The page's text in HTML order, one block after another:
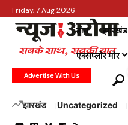
Friday, 7 Aug 2026
होम झारखंड
एक्सप्लोर मोर
Advertise With Us
झारखंड Uncategorized